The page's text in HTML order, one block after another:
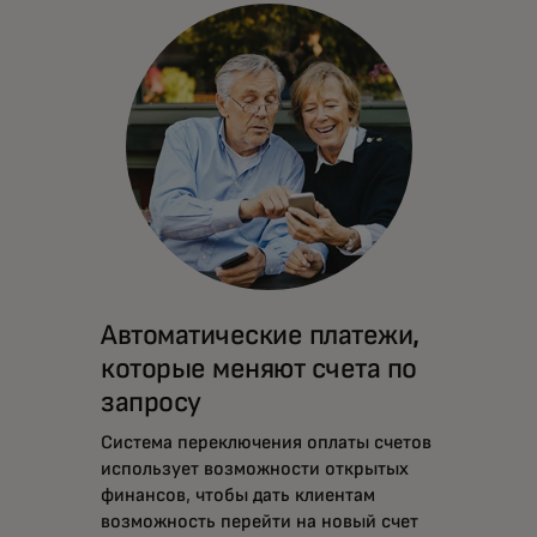
Автоматические платежи,
которые меняют счета по
запросу
Система переключения оплаты счетов
использует возможности открытых
финансов, чтобы дать клиентам
возможность перейти на новый счет